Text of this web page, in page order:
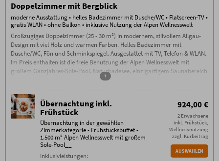
Doppelzimmer mit Bergblick
moderne Ausstattung • helles Badezimmer mit Dusche/WC • Flatscreen-TV •
gratis WLAN • ohne Balkon • inklusive Nutzung der Alpen Wellnesswelt
Großzügiges Doppelzimmer (25 - 30 m²) in modernem, stilvollem Allgäu-
Design mit viel Holz und warmen Farben. Helles Badezimmer mit
Dusche/WC, Fön und Schminkspiegel. Ausgestattet mit TV, Telefon & WLAN.
Im Preis enthalten ist die freie Benutzung der Alpen Wellnesswelt mit
großem Ganzjahres-Sole-Pool, Naturbadesee, einzigartigem Saunabereich
mit Sauna-Alpe, Steinbad, Backstüble, Flachsbad und vielem mehr.
+
Übernachtung inkl.
Frühstück
Übernachtung in der gewählten
Zimmerkategorie • Frühstücksbuffet •
1.500 m² Alpen Wellnesswelt mit großem
Sole-Pool__
Inklusivleistungen:
924,00 €
2 Erwachsene
inkl. Frühstück,
Wellnessnutzung
zzgl. Kurbeitrag
AUSWÄHLEN